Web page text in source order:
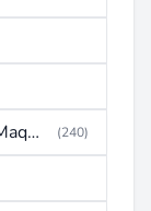
Maquinaria de Construcción (Maquinaria Pesada) (240)